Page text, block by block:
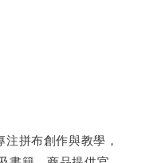
拼布創作與教學，